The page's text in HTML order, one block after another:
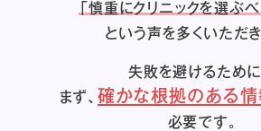
「慎重にクリニックを選ぶべ
という声を多くいただき
失敗を避けるため
まず、確かな根拠のある
必要です。